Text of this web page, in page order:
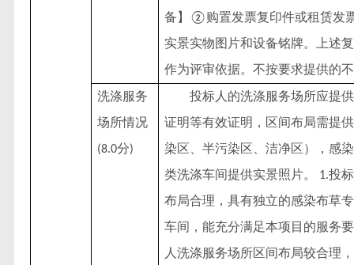
备】
②购置发票复印件或租赁发
实景实物图片和设备铭牌。上述
作为评审依据。不按要求提供的
洗涤服务
场所情况
(8.0分)
投标人的洗涤服务场所应提
证明等有效证明，区间布局需提
染区、半污染区、洁净区），感
类洗涤车间提供实景照片。
1.投
布局合理，具有独立的感染布草
车间，能充分满足本项目的服务
人洗涤服务场所区间布局较合理